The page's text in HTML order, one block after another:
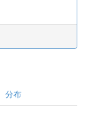
分布